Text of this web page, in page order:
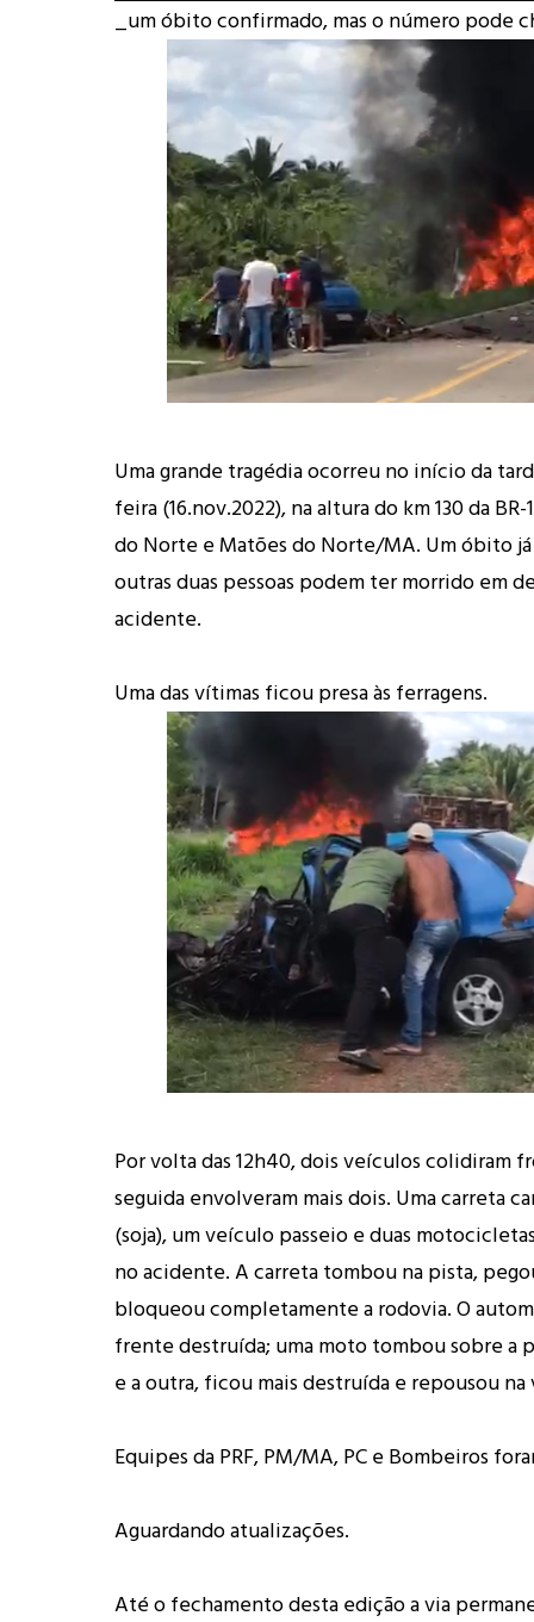
_um óbito confirmado, mas o número pode
Uma grande tragédia ocorreu no início da
feira (16.nov.2022), na altura do km 130 da
do Norte e Matões do Norte/MA. Um óbito
outras duas pessoas podem ter morrido em
acidente.
Uma das vítimas ficou presa às ferragens.
Por volta das 12h40, dois veículos colidiram
seguida envolveram mais dois. Uma carreta
(soja), um veículo passeio e duas
no acidente. A carreta tombou na pista,
bloqueou completamente a rodovia. O
frente destruída; uma moto tombou sobre a
e a outra, ficou mais destruída e repousou
Equipes da PRF, PM/MA, PC e Bombeiros
Aguardando atualizações.
Até o fechamento desta edição a via